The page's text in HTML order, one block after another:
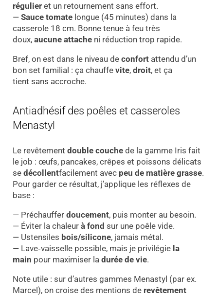
régulieret un retournement sans effort.
— Sauce tomatelongue (45 minutes) dans la
casserole 18 cm. Bonne tenue à feu très
doux, aucune attacheni réduction trop rapide.
Bref, on est dans le niveau de confortattendu d’un
bon set familial : ça chauffe vite, droit, et ça
tient sans accroche.
Antiadhésif des poêles et casseroles
Menastyl
Le revêtement double couchede la gamme Iris fait
le job : œufs, pancakes, crêpes et poissons délicats
se décollentfacilement avec peu de matière grasse.
Pour garder ce résultat, j’applique les réflexes de
base :
— Préchauffer doucement, puis monter au besoin.
— Éviter la chaleur à fond sur une poêle vide.
— Ustensiles bois/silicone, jamais métal.
— Lave‑vaisselle possible, mais je privilégie la
main pour maximiser la durée de vie.
Note utile : sur d’autres gammes Menastyl (par ex.
Marcel), on croise des mentions de revêtement